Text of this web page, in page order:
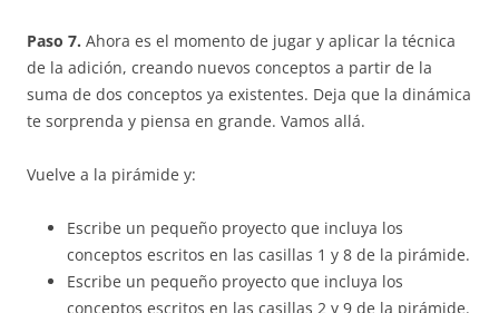
Paso 7. Ahora es el momento de jugar y aplicar la técnica
de la adición, creando nuevos conceptos a partir de la
suma de dos conceptos ya existentes. Deja que la dinámica
te sorprenda y piensa en grande. Vamos allá.
Vuelve a la pirámide y:
Escribe un pequeño proyecto que incluya los
conceptos escritos en las casillas 1 y 8 de la pirámide.
Escribe un pequeño proyecto que incluya los
conceptos escritos en las casillas 2 y 9 de la pirámide.